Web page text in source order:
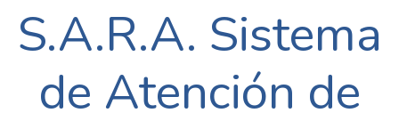
S.A.R.A. Sistema
de Atención de